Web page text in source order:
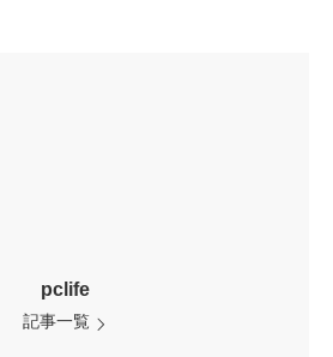
pclife
記事一覧